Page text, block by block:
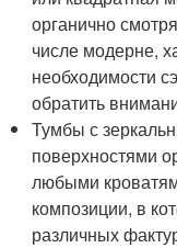
органично
числе модерне,
необходимости
обратить
Тумбы с
поверхностями
любыми
композиции, в
различных